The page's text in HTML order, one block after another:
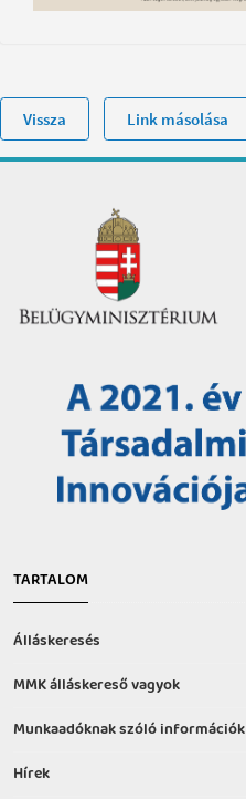
Vissza Link másolása
TARTALOM
Álláskeresés
MMK álláskereső vagyok
Munkaadóknak szóló információk
Hírek